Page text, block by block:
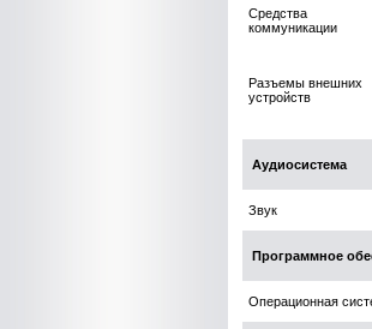
Средства
коммуникации
Разъемы внешних
устройств
Аудиосистема
Звук
Программное
Операционная